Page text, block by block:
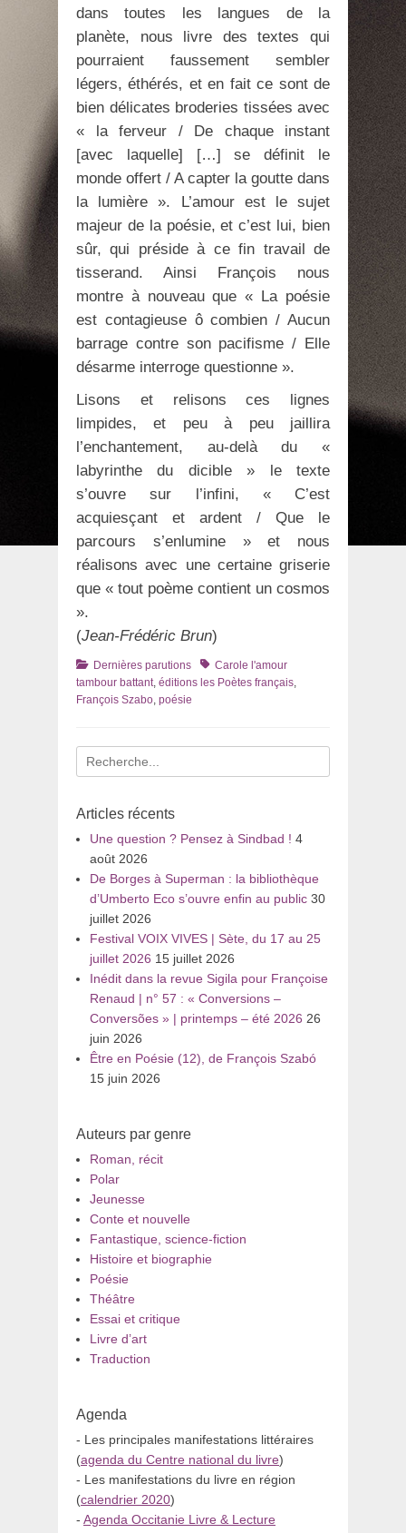
dans toutes les langues de la
planète, nous livre des textes qui
pourraient faussement sembler
légers, éthérés, et en fait ce sont de
bien délicates broderies tissées avec
« la ferveur / De chaque instant
[avec laquelle] […] se définit le
monde offert / A capter la goutte dans
la lumière ». L’amour est le sujet
majeur de la poésie, et c’est lui, bien
sûr, qui préside à ce fin travail de
tisserand. Ainsi François nous
montre à nouveau que « La poésie
est contagieuse ô combien / Aucun
barrage contre son pacifisme / Elle
désarme interroge questionne ».
Lisons et relisons ces lignes
limpides, et peu à peu jaillira
l’enchantement, au-delà du «
labyrinthe du dicible » le texte
s’ouvre sur l’infini, « C’est
acquiesçant et ardent / Que le
parcours s’enlumine » et nous
réalisons avec une certaine griserie
que « tout poème contient un cosmos
».
(Jean-Frédéric Brun)
Catégories
Dernières parutions TagsCarole l'amour
tambour battant, éditions les Poètes français,
François Szabo, poésie
Recherche
pour
Articles récents
Une question ? Pensez à Sindbad ! 4
août 2026
De Borges à Superman : la bibliothèque
d’Umberto Eco s’ouvre enfin au public 30
juillet 2026
Festival VOIX VIVES | Sète, du 17 au 25
juillet 2026 15 juillet 2026
Inédit dans la revue Sigila pour Françoise
Renaud | n° 57 : « Conversions –
Conversões » | printemps – été 2026 26
juin 2026
Être en Poésie (12), de François Szabó
15 juin 2026
Auteurs par genre
Roman, récit
Polar
Jeunesse
Conte et nouvelle
Fantastique, science-fiction
Histoire et biographie
Poésie
Théâtre
Essai et critique
Livre d’art
Traduction
Agenda
- Les principales manifestations littéraires
(agenda du Centre national du livre)
- Les manifestations du livre en région
(calendrier 2020)
- Agenda Occitanie Livre & Lecture